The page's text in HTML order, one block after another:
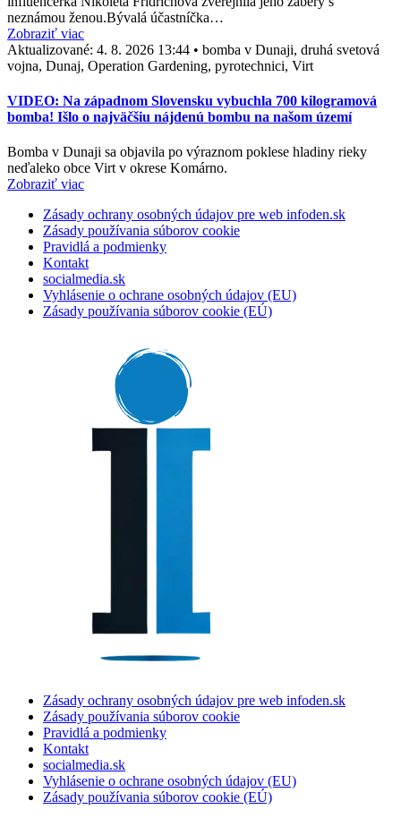
neznámou ženou.Bývalá účastníčka…
Zobraziť viac
Aktualizované: 4. 8. 2026 13:44 • bomba v Dunaji, druhá svetová
vojna, Dunaj, Operation Gardening, pyrotechnici, Virt
VIDEO: Na západnom Slovensku vybuchla 700 kilogramová
bomba! Išlo o najväčšiu nájdenú bombu na našom území
Bomba v Dunaji sa objavila po výraznom poklese hladiny rieky
neďaleko obce Virt v okrese Komárno.
Zobraziť viac
Zásady ochrany osobných údajov pre web infoden.sk
Zásady používania súborov cookie
Pravidlá a podmienky
Kontakt
socialmedia.sk
Vyhlásenie o ochrane osobných údajov (EU)
Zásady používania súborov cookie (EÚ)
Zásady ochrany osobných údajov pre web infoden.sk
Zásady používania súborov cookie
Pravidlá a podmienky
Kontakt
socialmedia.sk
Vyhlásenie o ochrane osobných údajov (EU)
Zásady používania súborov cookie (EÚ)